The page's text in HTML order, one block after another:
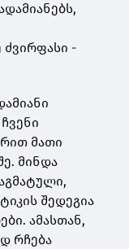
-
მათი
მინდა
შედეგია
ამასთან,
რჩება